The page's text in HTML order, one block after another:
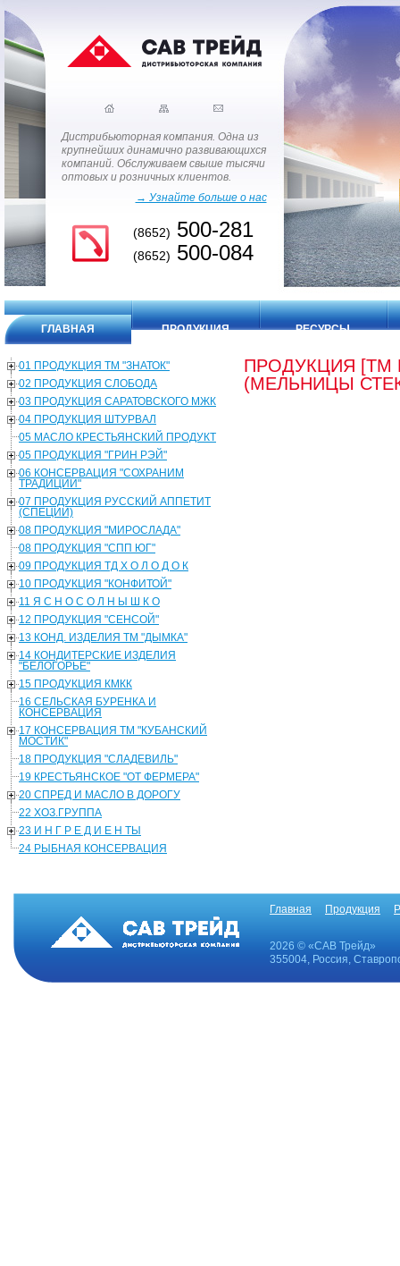
Дистрибьюторная компания. Одна из
крупнейших динамично развивающихся
компаний. Обслуживаем свыше тысячи
оптовых и розничных клиентов.
→ Узнайте больше о нас
(8652) 500-281
(8652) 500-084
ГЛАВНАЯ ПРОДУКЦИЯ РЕСУРСЫ
01 ПРОДУКЦИЯ ТМ "ЗНАТОК"
02 ПРОДУКЦИЯ СЛОБОДА
03 ПРОДУКЦИЯ САРАТОВСКОГО МЖК
04 ПРОДУКЦИЯ ШТУРВАЛ
05 МАСЛО КРЕСТЬЯНСКИЙ ПРОДУКТ
05 ПРОДУКЦИЯ "ГРИН РЭЙ"
06 КОНСЕРВАЦИЯ "СОХРАНИМ
ТРАДИЦИИ"
07 ПРОДУКЦИЯ РУССКИЙ АППЕТИТ
(СПЕЦИИ)
08 ПРОДУКЦИЯ "МИРОСЛАДА"
08 ПРОДУКЦИЯ "СПП ЮГ"
09 ПРОДУКЦИЯ ТД Х О Л О Д О К
10 ПРОДУКЦИЯ "КОНФИТОЙ"
11 Я С Н О С О Л Н Ы Ш К О
12 ПРОДУКЦИЯ "СЕНСОЙ"
13 КОНД. ИЗДЕЛИЯ ТМ "ДЫМКА"
14 КОНДИТЕРСКИЕ ИЗДЕЛИЯ
"БЕЛОГОРЬЕ"
15 ПРОДУКЦИЯ КМКК
16 СЕЛЬСКАЯ БУРЕНКА И
КОНСЕРВАЦИЯ
17 КОНСЕРВАЦИЯ ТМ "КУБАНСКИЙ
МОСТИК"
18 ПРОДУКЦИЯ "СЛАДЕВИЛЬ"
19 КРЕСТЬЯНСКОЕ "ОТ ФЕРМЕРА"
20 СПРЕД И МАСЛО В ДОРОГУ
22 ХОЗ.ГРУППА
23 И Н Г Р Е Д И Е Н ТЫ
24 РЫБНАЯ КОНСЕРВАЦИЯ
ПРОДУКЦИЯ [ТМ
(МЕЛЬНИЦЫ
Главная Продукция
2026 © «САВ Трейд»
355004, Россия,